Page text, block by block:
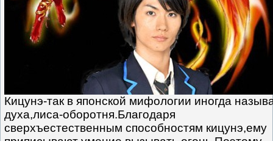
Кицунэ-так в японской мифологии иногда
духа,лиса-оборотня.Благодаря
сверхъестественным способностям кицунэ,ему